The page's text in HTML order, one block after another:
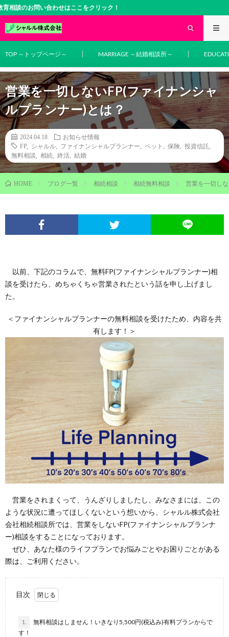
合わせはここをクリック！
TOP ～トップページ～ MARRIAGE ～結婚相談所～
営業を一切しないFP(ファイナンシャ
ルプランナー)とは？
2024.04.18
お知らせ情報
FP
シャルル ファイナンシャルプランナー ペット 保険 投資信託
無料相談
相続 終活 結婚
HOME ブログ一覧 相続相談 相続無料相談 営業を一切し
以前、下記のコラムで、無料FP(ファイナンシャルプランナー)相
談を受けたら、めちゃくちゃ営業されたという話を申し上げまし
た。
＜ファイナンシャルプランナーの無料相談を受けたため、内容を共
有します！＞
営業をされまくって、うんざりしましたし、みなさまには、この
ような状況に遭ってほしくないという想いから、シャルル株式会社
会社相続相談所では、営業をしないFP(ファイナンシャルプランナ
ー)相談をすることになっております。
ぜひ、あなた様のライフプランでお悩みごとやお困りごとがある
際は、ご利用ください。
目次
1.
無料相談はしません！いきなり5,500円(税込み)有料プランからで
す！